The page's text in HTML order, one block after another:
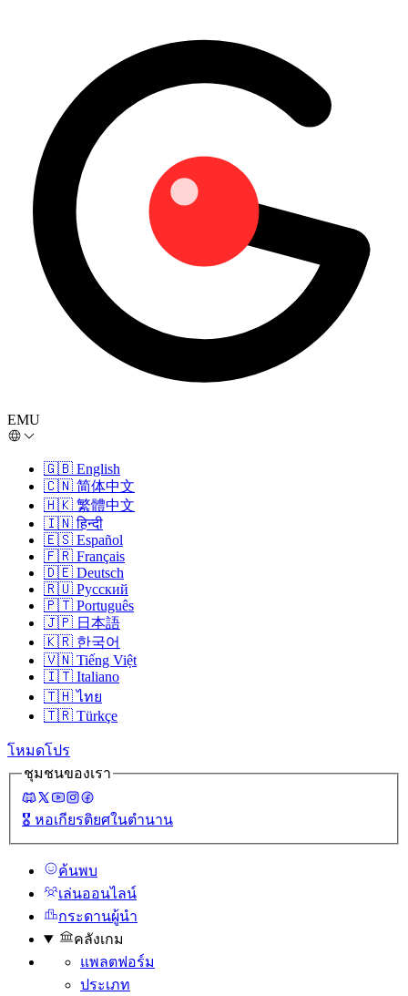
EMU
🇬🇧 English
🇨🇳 简体中文
🇭🇰 繁體中文
🇮🇳 हिन्दी
🇪🇸 Español
🇫🇷 Français
🇩🇪 Deutsch
🇷🇺 Русский
🇵🇹 Português
🇯🇵 日本語
🇰🇷 한국어
🇻🇳 Tiếng Việt
🇮🇹 Italiano
🇹🇭 ไทย
🇹🇷 Türkçe
โหมดโปร
ชุมชนของเรา
🎖️ หอเกียรติยศในตํานาน
ค้นพบ
เล่นออนไลน์
กระดานผู้นํา
คลังเกม
แพลตฟอร์ม
ประเภท